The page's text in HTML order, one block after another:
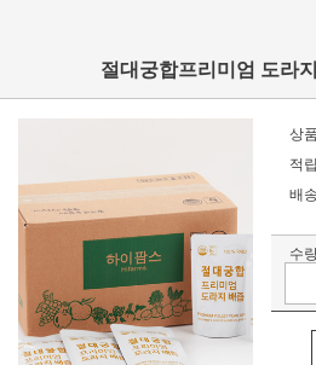
절대궁합프리미엄 도라
상
적
배
수